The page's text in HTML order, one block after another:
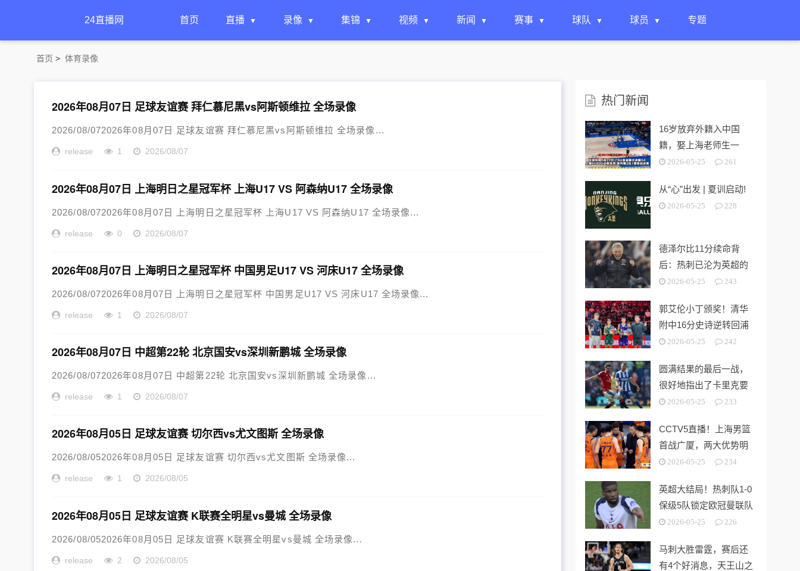
24直播网 首页 直播 录像 集锦 视频 新闻 赛事 球队 球员 专题
首页 > 体育录像
2026年08月07日 足球友谊赛 拜仁慕尼黑vs阿斯顿维拉 全场录像
2026/08/072026年08月07日 足球友谊赛 拜仁慕尼黑vs阿斯顿维拉 全场录像...
release 1 2026/08/07
2026年08月07日 上海明日之星冠军杯 上海U17 VS 阿森纳U17 全场录像
2026/08/072026年08月07日 上海明日之星冠军杯 上海U17 VS 阿森纳U17 全场录像...
release 0 2026/08/07
2026年08月07日 上海明日之星冠军杯 中国男足U17 VS 河床U17 全场录像
2026/08/072026年08月07日 上海明日之星冠军杯 中国男足U17 VS 河床U17 全场录像...
release 1 2026/08/07
2026年08月07日 中超第22轮 北京国安vs深圳新鹏城 全场录像
2026/08/072026年08月07日 中超第22轮 北京国安vs深圳新鹏城 全场录像...
release 1 2026/08/07
2026年08月05日 足球友谊赛 切尔西vs尤文图斯 全场录像
2026/08/052026年08月05日 足球友谊赛 切尔西vs尤文图斯 全场录像...
release 1 2026/08/05
2026年08月05日 足球友谊赛 K联赛全明星vs曼城 全场录像
2026/08/052026年08月05日 足球友谊赛 K联赛全明星vs曼城 全场录像...
release 2 2026/08/05
热门新闻
16岁放弃外籍入中国
籍，娶上海老师生一
女，24岁帮上海男篮进
2026-05-25 261
从“心”出发 | 夏训启动!
2026-05-25 228
德泽尔比11分续命背
后：热刺已沦为英超的
“系统性风险样本”！
2026-05-25 243
郭艾伦小丁颁奖！清华
附中16分史诗逆转回浦
中学 时隔5年夺第15冠
2026-05-25 242
圆满结果的最后一战，
很好地指出了卡里克要
解决的终极问题
2026-05-25 233
CCTV5直播！上海男篮
首战广厦，两大优势明
显，孙铭徽带伤出战！
2026-05-25 234
英超大结局！热刺队1-0
保级5队锁定欧冠曼联队
第3切尔西无缘欧战
2026-05-25 226
马刺大胜雷霆，赛后还
有4个好消息，天王山之